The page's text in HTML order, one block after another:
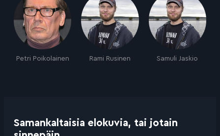
Petri Poikolainen Rami Rusinen Samuli Jaskio
Samankaltaisia elokuvia, tai jotain